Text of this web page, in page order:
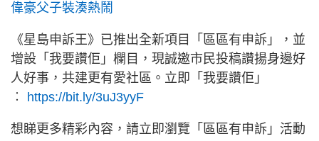
偉豪父子裝湊熱鬧
《星島申訴王》已推出全新項目「區區有申訴」，並
增設「我要讚佢」欄目，現誠邀市民投稿讚揚身邊好
人好事，共建更有愛社區。立即「我要讚佢」
︰ https://bit.ly/3uJ3yyF
想睇更多精彩內容，請立即瀏覽「區區有申訴」活動